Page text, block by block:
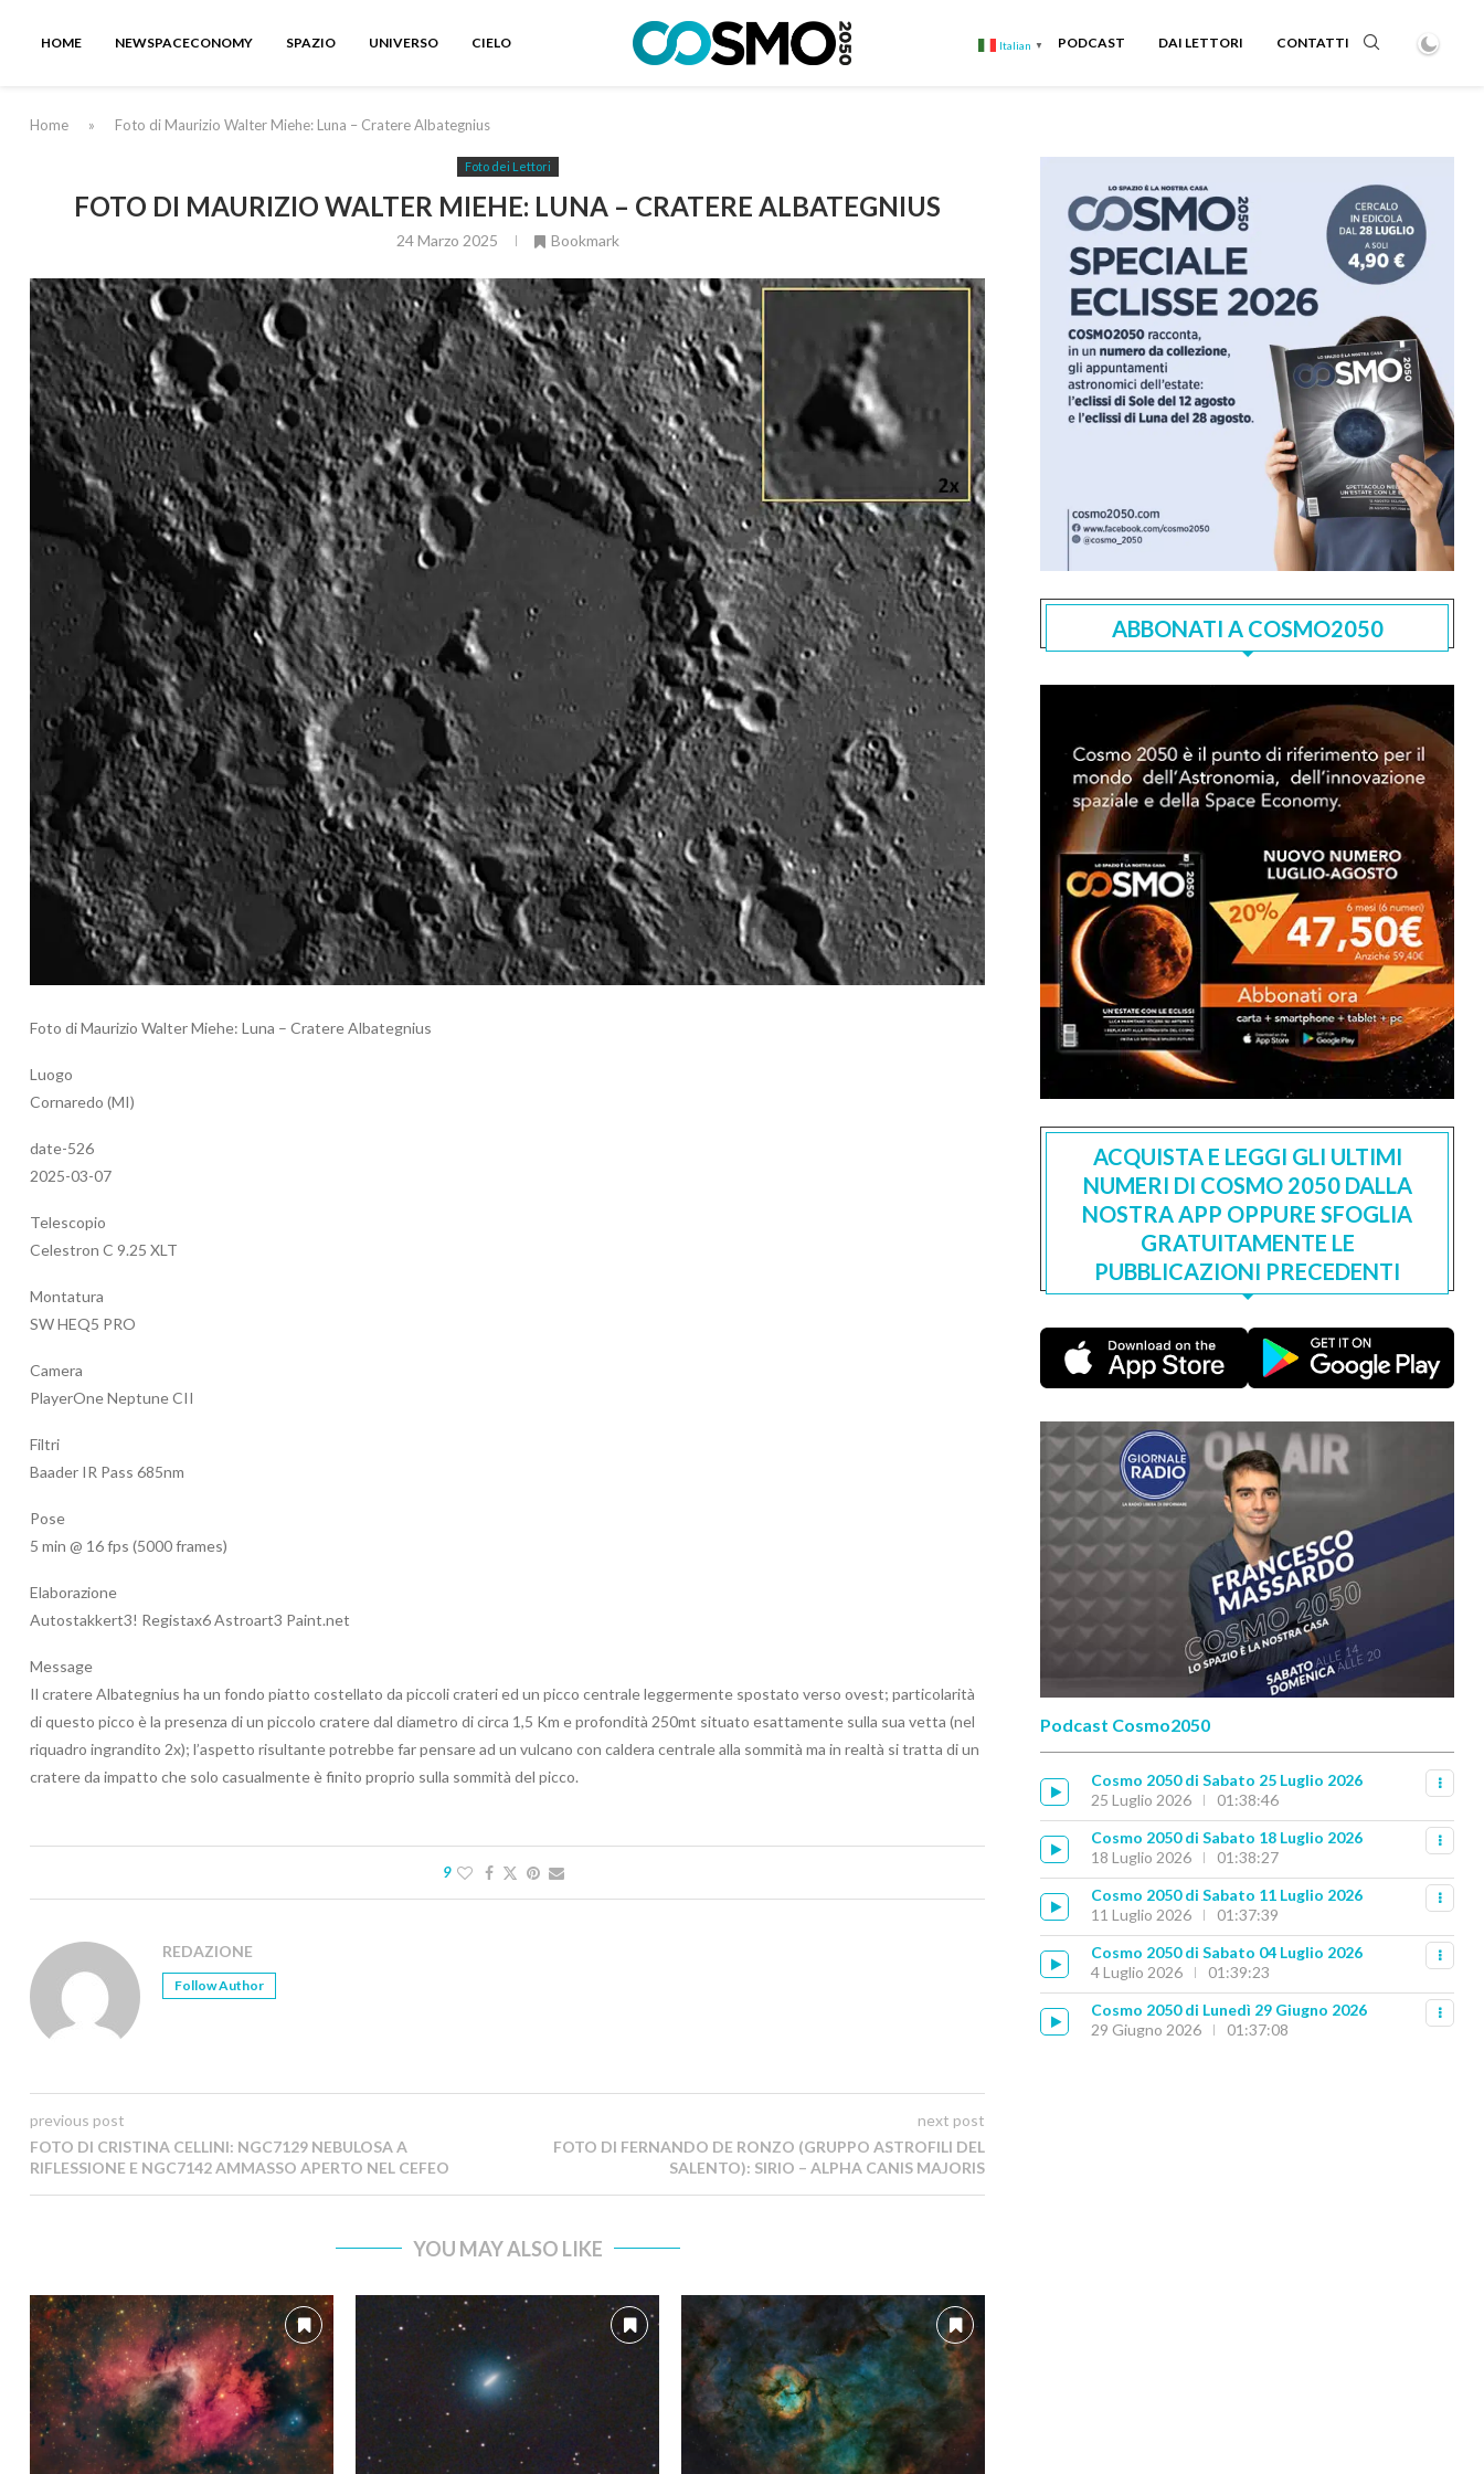
HOME NEWSPACECONOMY SPAZIO UNIVERSO CIELO Italian ▼ PODCAST DAI LETTORI CONTATTI
Home » Foto di Maurizio Walter Miehe: Luna – Cratere Albategnius
Foto dei Lettori
FOTO DI MAURIZIO WALTER MIEHE: LUNA – CRATERE ALBATEGNIUS
24 Marzo 2025 Bookmark
Foto di Maurizio Walter Miehe: Luna – Cratere Albategnius
Luogo
Cornaredo (MI)
date-526
2025-03-07
Telescopio
Celestron C 9.25 XLT
Montatura
SW HEQ5 PRO
Camera
PlayerOne Neptune CII
Filtri
Baader IR Pass 685nm
Pose
5 min @ 16 fps (5000 frames)
Elaborazione
Autostakkert3! Registax6 Astroart3 Paint.net
Message
Il cratere Albategnius ha un fondo piatto costellato da piccoli crateri ed un picco centrale leggermente spostato verso ovest; particolarità
di questo picco è la presenza di un piccolo cratere dal diametro di circa 1,5 Km e profondità 250mt situato esattamente sulla sua vetta (nel
riquadro ingrandito 2x); l’aspetto risultante potrebbe far pensare ad un vulcano con caldera centrale alla sommità ma in realtà si tratta di un
cratere da impatto che solo casualmente è finito proprio sulla sommità del picco.
9
REDAZIONE
Follow Author
previous post
FOTO DI CRISTINA CELLINI: NGC7129 NEBULOSA A
RIFLESSIONE E NGC7142 AMMASSO APERTO NEL CEFEO
next post
FOTO DI FERNANDO DE RONZO (GRUPPO ASTROFILI DEL
SALENTO): SIRIO – ALPHA CANIS MAJORIS
YOU MAY ALSO LIKE
ABBONATI A COSMO2050
ACQUISTA E LEGGI GLI ULTIMI
NUMERI DI COSMO 2050 DALLA
NOSTRA APP OPPURE SFOGLIA
GRATUITAMENTE LE
PUBBLICAZIONI PRECEDENTI
Podcast Cosmo2050
Cosmo 2050 di Sabato 25 Luglio 2026
25 Luglio 2026
01:38:46
Cosmo 2050 di Sabato 18 Luglio 2026
18 Luglio 2026
01:38:27
Cosmo 2050 di Sabato 11 Luglio 2026
11 Luglio 2026
01:37:39
Cosmo 2050 di Sabato 04 Luglio 2026
4 Luglio 2026
01:39:23
Cosmo 2050 di Lunedì 29 Giugno 2026
29 Giugno 2026
01:37:08